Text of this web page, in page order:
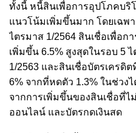
ทั้งนี้ หนี้สินเพื่อการอุปโภคบริ
แนวโน้มเพิ่มขึ้นมาก โดยเฉพ
ไตรมาส 1/2564 สินเชื่อเพื่อ
เพิ่มขึ้น 6.5% สูงสุดในรอบ 5
1/2563 และสินเชื่อบัตรเครดิ
6% จากที่หดตัว 1.3% ในช่วง
จากการเพิ่มขึ้นของสินเชื่อที่
ออนไลน์ และบัตรกดเงินสด